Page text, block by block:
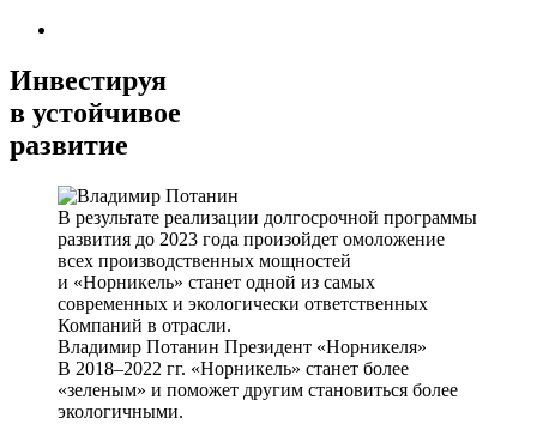
Инвестируя
в устойчивое
развитие
В результате реализации долгосрочной программы
развития до 2023 года произойдет омоложение
всех производственных мощностей
и «Норникель» станет одной из самых
современных и экологически ответственных
Компаний в отрасли.
Владимир Потанин Президент «Норникеля»
В 2018–2022 гг. «Норникель» станет более
«зеленым» и поможет другим становиться более
экологичными.